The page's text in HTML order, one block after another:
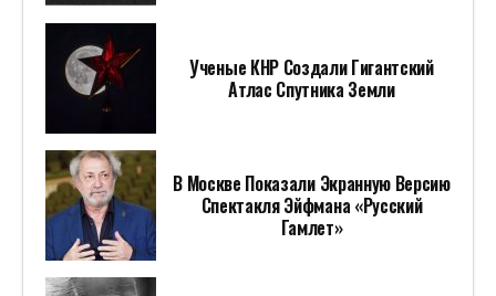
Ученые КНР Создали Гигантский
Атлас Спутника Земли
В Москве Показали Экранную Версию
Спектакля Эйфмана «Русский
Гамлет»